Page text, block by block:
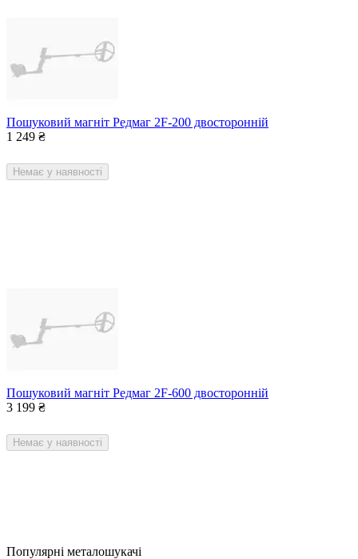
Пошуковий магніт Редмаг 2F-200 двосторонній
1 249 ₴
Немає у наявності
Пошуковий магніт Редмаг 2F-600 двосторонній
3 199 ₴
Немає у наявності
Популярні металошукачі